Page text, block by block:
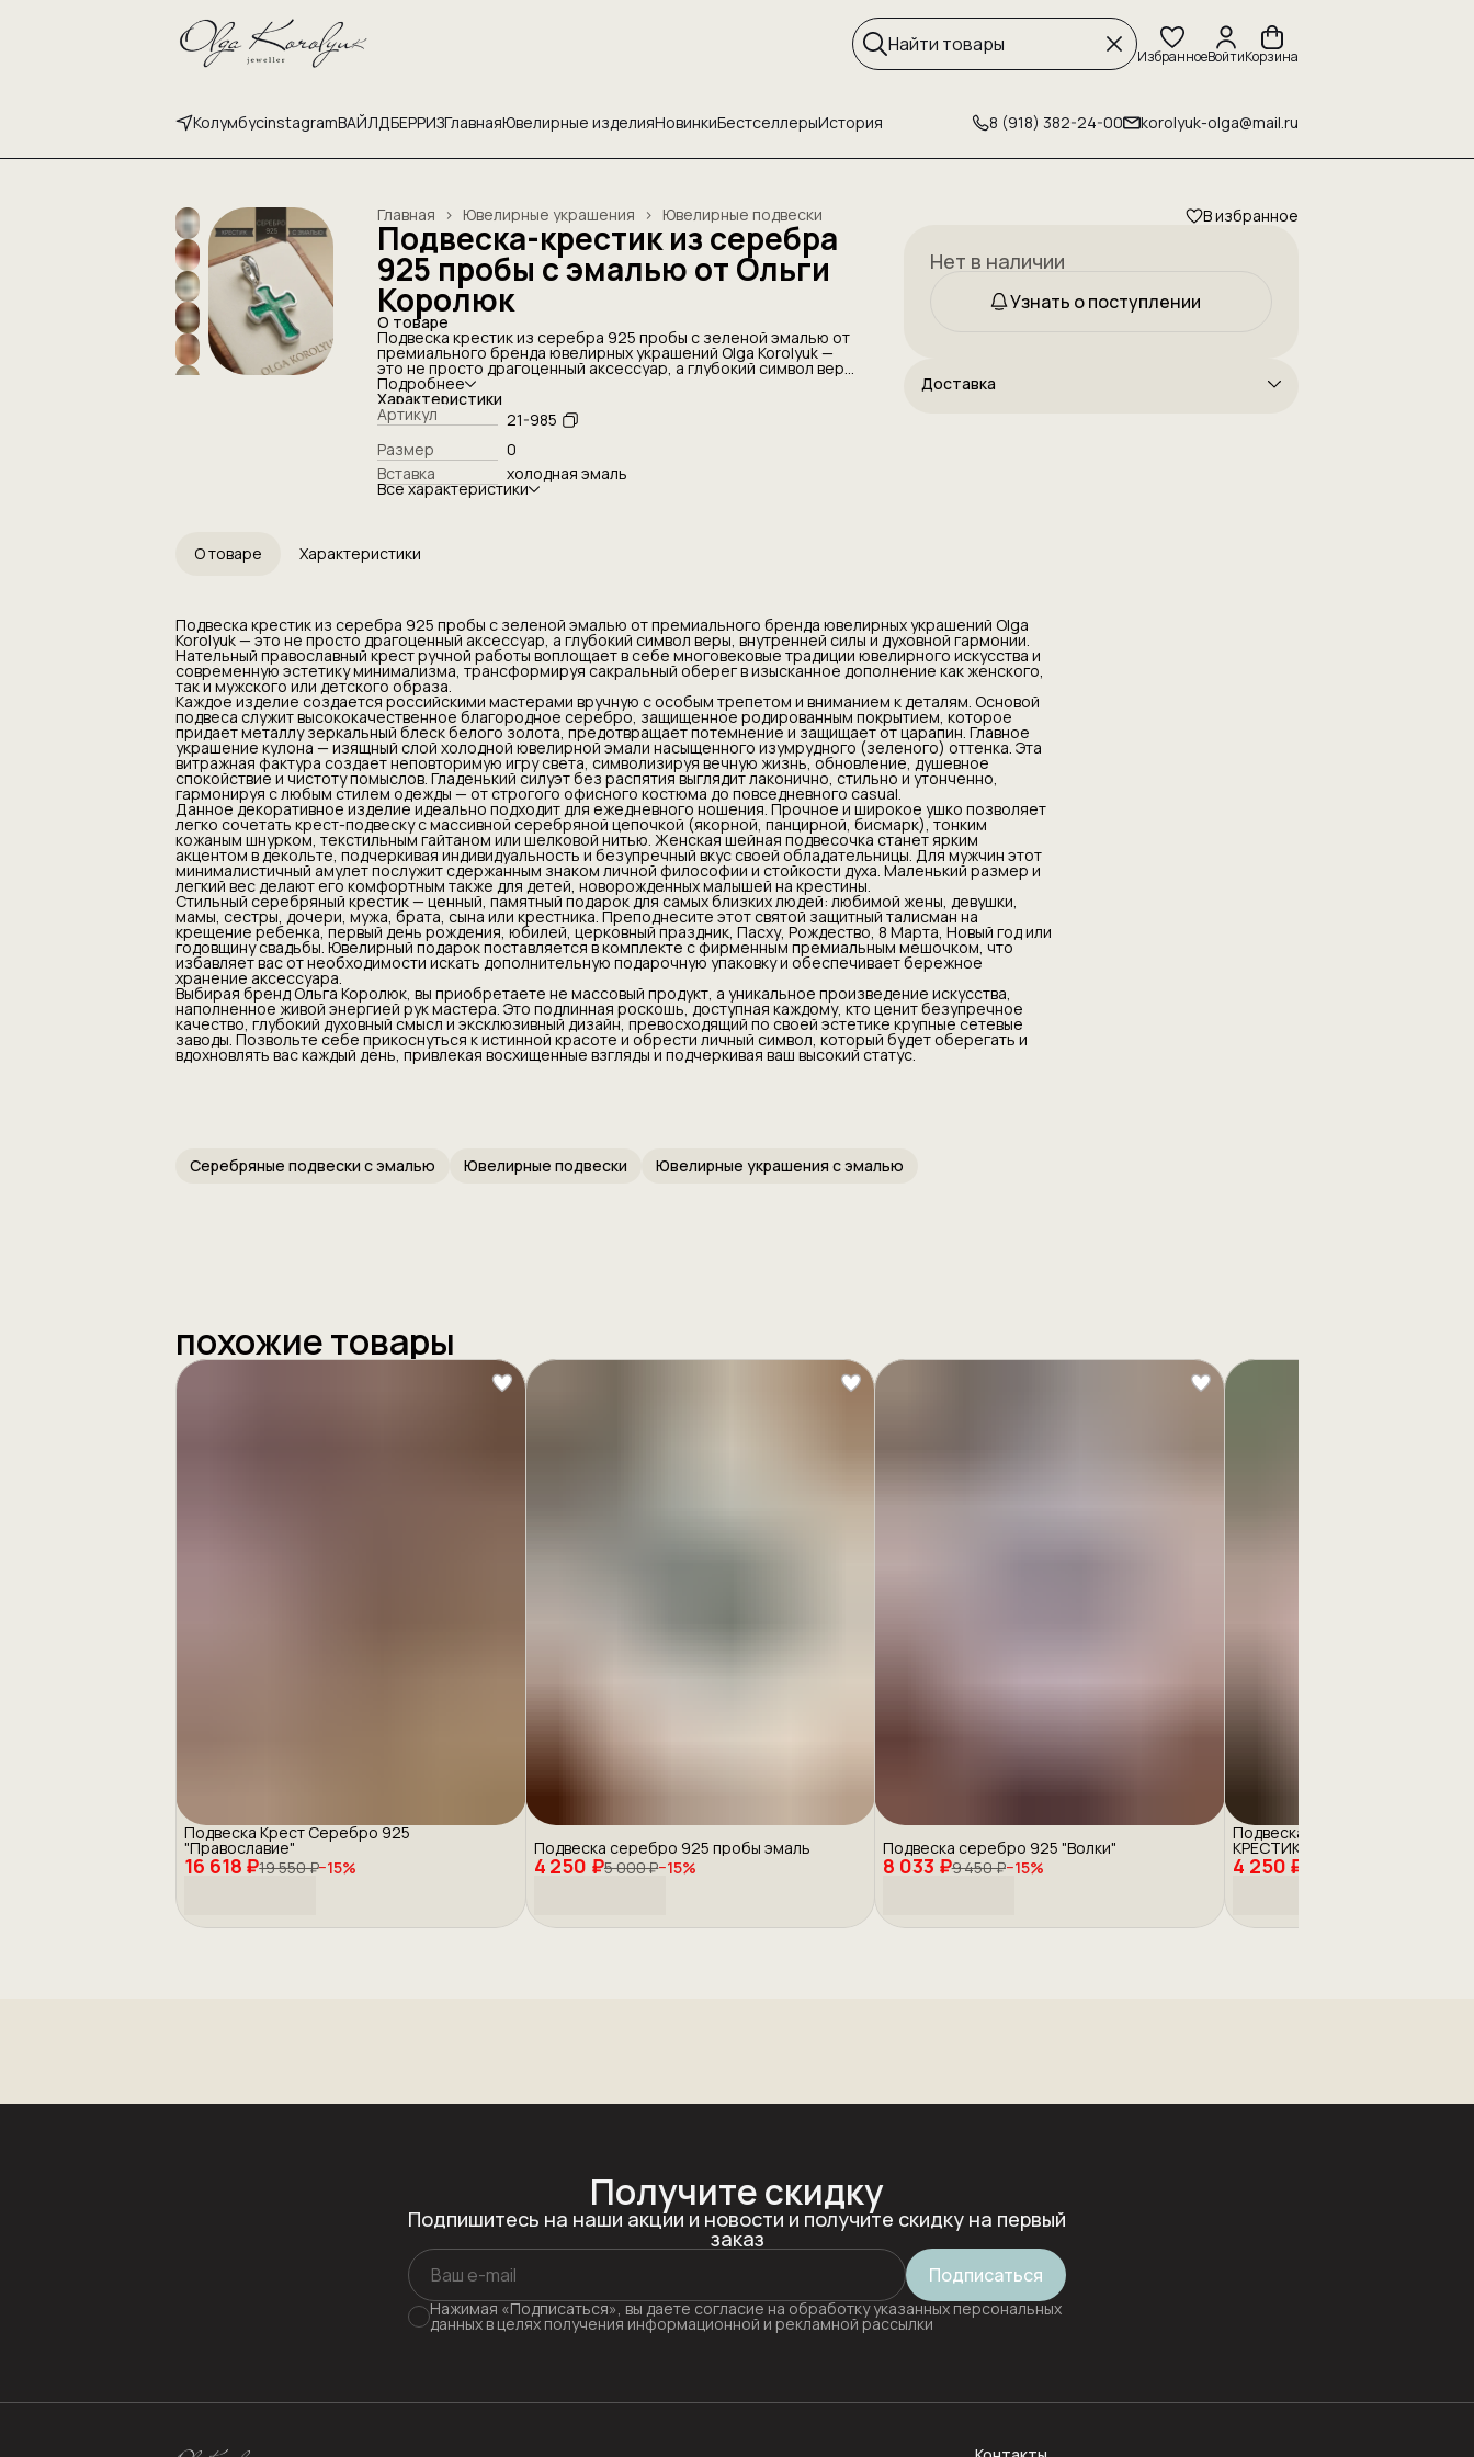
ИзбранноеВойтиКорзина
КолумбусinstagramВАЙЛДБЕРРИЗГлавнаяЮвелирные изделияНовинкиБестселлерыИстория 8 (918) 382-24-00 korolyuk-olga@mail.ru
Ювелирные подвески
Ювелирные украшения ›
Главная ›
Подвеска-крестик из серебра
925 пробы с эмалью от Ольги
Королюк
О товаре
Подвеска крестик из серебра 925 пробы с зеленой эмалью от
премиального бренда ювелирных украшений Olga Korolyuk —
это не просто драгоценный аксессуар, а глубокий символ веры,
внутренней силы и духовной гармонии. Нательный
православный крест ручной работы воплощает в себе
многовековые традиции ювелирного искусства и современную
эстетику минимализма, трансформируя сакральный оберег в
изысканное дополнение как женского, так и мужского или
детского образа.
Каждое изделие создается российскими мастерами вручную с
особым трепетом и вниманием к деталям. Основой подвеса
потемнение и защищает от царапин. Главное украшение кулона
жизнь, обновление, душевное спокойствие и чистоту
помыслов. Гладенький силуэт без распятия выглядит
лаконично, стильно и утонченно, гармонируя с любым стилем
одежды — от строгого офисного костюма до повседневного
casual.
Данное декоративное изделие идеально подходит для
ежедневного ношения. Прочное и широкое ушко позволяет
легко сочетать крест-подвеску с массивной серебряной
цепочкой (якорной, панцирной, бисмарк), тонким кожаным
шнурком, текстильным гайтаном или шелковой нитью. Женская
шейная подвесочка станет ярким акцентом в декольте,
подчеркивая индивидуальность и безупречный вкус своей
обладательницы. Для мужчин этот минималистичный амулет
послужит сдержанным знаком личной философии и стойкости
духа. Маленький размер и легкий вес делают его комфортным
также для детей, новорожденных малышей на крестины.
Стильный серебряный крестик — ценный, памятный подарок
для самых близких людей: любимой жены, девушки, мамы,
сестры, дочери, мужа, брата, сына или крестника.
Преподнесите этот святой защитный талисман на крещение
ребенка, первый день рождения, юбилей, церковный праздник,
Пасху, Рождество, 8 Марта, Новый год или годовщину свадьбы.
Ювелирный подарок поставляется в комплекте с фирменным
премиальным мешочком, что избавляет вас от необходимости
искать дополнительную подарочную упаковку и обеспечивает
бережное хранение аксессуара.
Выбирая бренд Ольга Королюк, вы приобретаете не массовый
продукт, а уникальное произведение искусства, наполненное
живой энергией рук мастера. Это подлинная роскошь,
доступная каждому, кто ценит безупречное качество, глубокий
Подробнее
Характеристики
Артикул
21-985
Размер
0
Вставка
холодная эмаль
Все характеристики
В избранное
Нет в наличии
Узнать о поступлении
Доставка
О товаре Характеристики
Подвеска крестик из серебра 925 пробы с зеленой эмалью от премиального бренда ювелирных украшений Olga
Korolyuk — это не просто драгоценный аксессуар, а глубокий символ веры, внутренней силы и духовной гармонии.
Нательный православный крест ручной работы воплощает в себе многовековые традиции ювелирного искусства и
современную эстетику минимализма, трансформируя сакральный оберег в изысканное дополнение как женского,
так и мужского или детского образа.
Каждое изделие создается российскими мастерами вручную с особым трепетом и вниманием к деталям. Основой
подвеса служит высококачественное благородное серебро, защищенное родированным покрытием, которое
придает металлу зеркальный блеск белого золота, предотвращает потемнение и защищает от царапин. Главное
украшение кулона — изящный слой холодной ювелирной эмали насыщенного изумрудного (зеленого) оттенка. Эта
витражная фактура создает неповторимую игру света, символизируя вечную жизнь, обновление, душевное
спокойствие и чистоту помыслов. Гладенький силуэт без распятия выглядит лаконично, стильно и утонченно,
гармонируя с любым стилем одежды — от строгого офисного костюма до повседневного casual.
Данное декоративное изделие идеально подходит для ежедневного ношения. Прочное и широкое ушко позволяет
легко сочетать крест-подвеску с массивной серебряной цепочкой (якорной, панцирной, бисмарк), тонким
кожаным шнурком, текстильным гайтаном или шелковой нитью. Женская шейная подвесочка станет ярким
акцентом в декольте, подчеркивая индивидуальность и безупречный вкус своей обладательницы. Для мужчин этот
минималистичный амулет послужит сдержанным знаком личной философии и стойкости духа. Маленький размер и
легкий вес делают его комфортным также для детей, новорожденных малышей на крестины.
Стильный серебряный крестик — ценный, памятный подарок для самых близких людей: любимой жены, девушки,
мамы, сестры, дочери, мужа, брата, сына или крестника. Преподнесите этот святой защитный талисман на
крещение ребенка, первый день рождения, юбилей, церковный праздник, Пасху, Рождество, 8 Марта, Новый год или
годовщину свадьбы. Ювелирный подарок поставляется в комплекте с фирменным премиальным мешочком, что
избавляет вас от необходимости искать дополнительную подарочную упаковку и обеспечивает бережное
хранение аксессуара.
Выбирая бренд Ольга Королюк, вы приобретаете не массовый продукт, а уникальное произведение искусства,
наполненное живой энергией рук мастера. Это подлинная роскошь, доступная каждому, кто ценит безупречное
качество, глубокий духовный смысл и эксклюзивный дизайн, превосходящий по своей эстетике крупные сетевые
заводы. Позвольте себе прикоснуться к истинной красоте и обрести личный символ, который будет оберегать и
вдохновлять вас каждый день, привлекая восхищенные взгляды и подчеркивая ваш высокий статус.
Серебряные подвески с эмалью Ювелирные подвески Ювелирные украшения с эмалью
похожие товары
16 618 ₽19 550 ₽−15%
Подвеска Крест Серебро 925
"Православие"
4 250 ₽5 000 ₽−15%
Подвеска серебро 925 пробы эмаль
8 033 ₽9 450 ₽−15%
Подвеска серебро 925 "Волки"
4 250 ₽
Подвеска серебро 925 с
КРЕСТИК
Получите скидку
Подпишитесь на наши акции и новости и получите скидку на первый
заказ
Подписаться
Нажимая «Подписаться», вы даете согласие на обработку указанных персональных
данных в целях получения информационной и рекламной рассылки